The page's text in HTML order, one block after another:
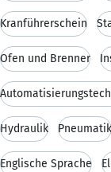
Kranführerschein
Öfen und Brenner
Hydraulik Pneumatik
Englische Sprache